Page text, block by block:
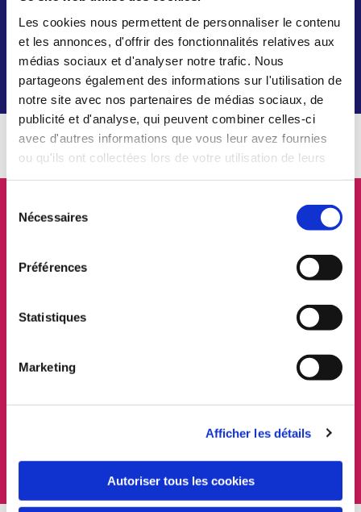
Les cookies nous permettent de personnaliser le contenu
et les annonces, d'offrir des fonctionnalités relatives aux
médias sociaux et d'analyser notre trafic. Nous
partageons également des informations sur l'utilisation de
notre site avec nos partenaires de médias sociaux, de
publicité et d'analyse, qui peuvent combiner celles-ci
avec d'autres informations que vous leur avez fournies
ou qu'ils ont collectées lors de votre utilisation de leurs
Nécessaires
Préférences
Statistiques
Marketing
Afficher les détails
Autoriser tous les cookies
Lafrançaise
Demandez-nous conseil
Nous proposons une large gamme de produits et
d’accessoires adaptés à vos besoins quotidiens:
Des chaussures thérapeutiques ou de confort
(femme, homme, chausson, chaussure, bottine...),
transfert, accessoires pour la salle de bain et les
culottes...), produits pour l'incontinence, accessoires
facilitant la vie quotidienne (pilulier, verre,
téléphone...).
Livraison gratuite*!